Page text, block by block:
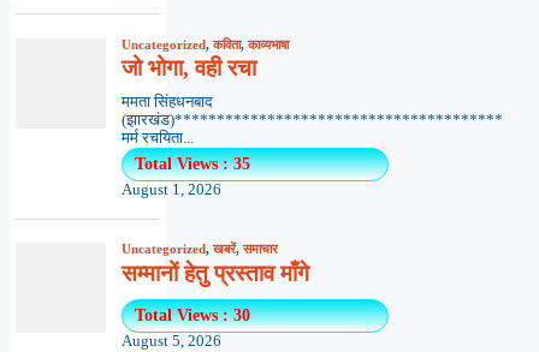
Uncategorized,कविता,काव्यभाषा
जो भोगा, वही रचा
ममता सिंहधनबाद
(झारखंड)***************************************
मर्म रचयिता...
Total Views : 35
August 1, 2026
Uncategorized,खबरें,समाचार
सम्मानों हेतु प्रस्ताव माँगे
Total Views : 30
August 5, 2026